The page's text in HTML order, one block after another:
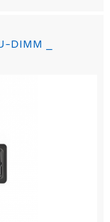
DIMM _